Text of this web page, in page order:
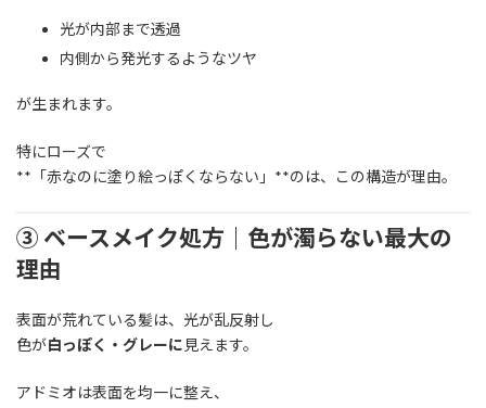
光が内部まで透過
内側から発光するようなツヤ
が生まれます。
特にローズで
**「赤なのに塗り絵っぽくならない」**のは、この構造が理由。
③ ベースメイク処方｜色が濁らない最大の
理由
表面が荒れている髪は、光が乱反射し
色が白っぽく・グレーに 見えます。
アドミオは表面を均一に整え、